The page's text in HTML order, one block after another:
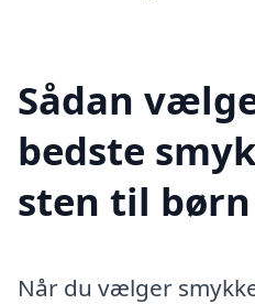
Sådan
bedste
sten til børn
Når du vælger